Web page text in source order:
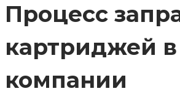
Процесс
картриджей
компании